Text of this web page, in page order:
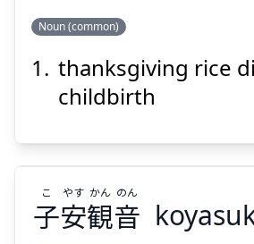
Suspend
て
飯
うぶ
た
めし
Noun (common)
thanksgiving rice
childbirth
子安観音
こ やす かん のん